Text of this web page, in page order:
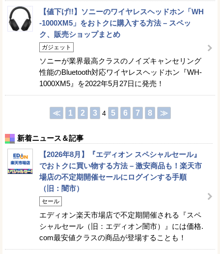
【値下げ!!】ソニーのワイヤレスヘッドホン「WH
-1000XM5」をおトクに購入する方法 – スペッ
ク、販売ショップまとめ
ガジェット
ソニーが業界最高クラスのノイズキャンセリング
性能のBluetooth対応ワイヤレスヘッドホン『WH-
1000XM5』を2022年5月27日に発売！
≪ 1 2 3 4 5 6 7 8 ≫
新着ニュース＆記事
【2026年8月】『エディオン スペシャルセール』
でおトクに買い物する方法 – 激安商品も！楽天市
場店の不定期開催セールにログインする手順
（旧：闇市）
セール
エディオン楽天市場店で不定期開催される『スペ
シャルセール（旧：エディオン闇市）』には価格.
com最安値クラスの商品が登場することも！